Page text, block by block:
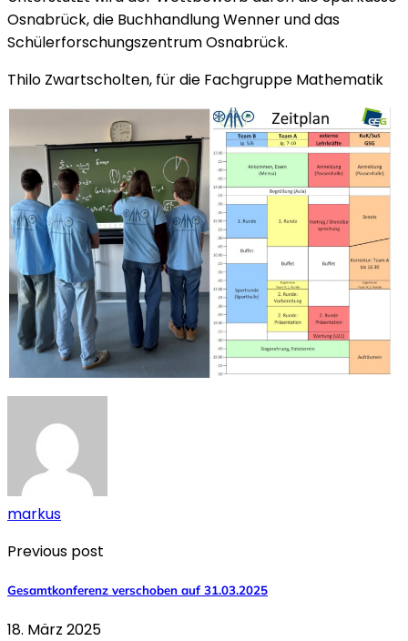
Osnabrück, die Buchhandlung Wenner und das
Schülerforschungszentrum Osnabrück.
Thilo Zwartscholten, für die Fachgruppe Mathematik
markus
Previous post
Gesamtkonferenz verschoben auf 31.03.2025
18. März 2025